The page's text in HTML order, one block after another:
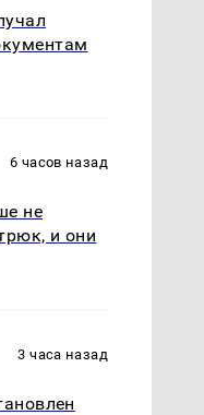
вертолета на
читать здесь
6 часов назад
не
и они
3 часа назад